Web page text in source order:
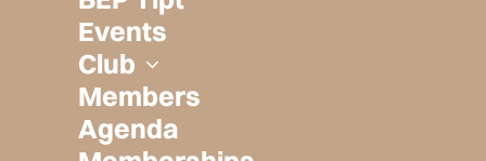
Events
Club
Members
Agenda
Privacy policy
Algemene voorwaarden